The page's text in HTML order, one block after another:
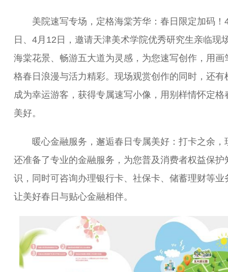
美院速写专场，定格海棠芳华：春日限定加码！
日、4月12日，邀请天津美术学院优秀研究生亲临现
海棠花景、畅游五大道为灵感，为您速写创作，用画
格春日浪漫与活力精彩。现场观赏创作的同时，还有
成为幸运游客，获得专属速写小像，用别样情怀定格
美好。
暖心金融服务，邂逅春日专属美好：打卡之余，
还准备了专业的金融服务，为您普及消费者权益保护
识，同时可咨询办理银行卡、社保卡、储蓄理财等业
让美好春日与贴心金融相伴。